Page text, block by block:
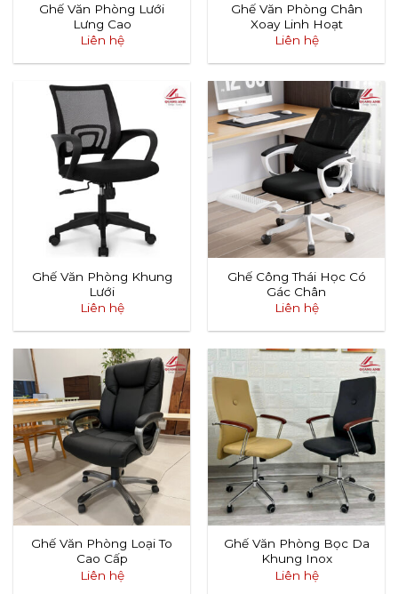
Ghế Văn Phòng Lưới
Lưng Cao
Liên hệ
Ghế Văn Phòng Chân
Xoay Linh Hoạt
Liên hệ
Ghế Văn Phòng Khung
Lưới
Liên hệ
Ghế Công Thái Học Có
Gác Chân
Liên hệ
Ghế Văn Phòng Loại To
Cao Cấp
Liên hệ
Ghế Văn Phòng Bọc Da
Khung Inox
Liên hệ